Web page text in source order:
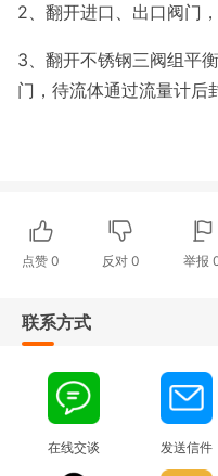
2、翻开进口、出口阀门
3、翻开不锈钢三阀组平
门，待流体通过流量计后
点赞 0 反对0 举报
联系方式
在线交谈 发送信件